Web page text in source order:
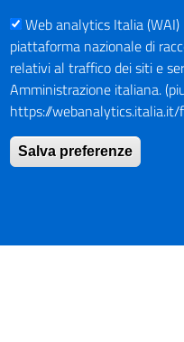
PAGAMENTI
SOCIAL NETWORKS
Pagina Facebook
Profilo Instagram
PNRR (Piano Nazionale
Web analytics Italia (WAI)
piattaforma nazionale di
relativi al traffico dei siti e
Amministrazione italiana.
https://webanalytics.italia.it/
Salva preferenze